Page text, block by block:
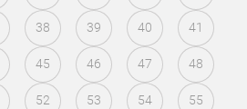
38 39 40 41
45 46 47 48
52 53 54 55